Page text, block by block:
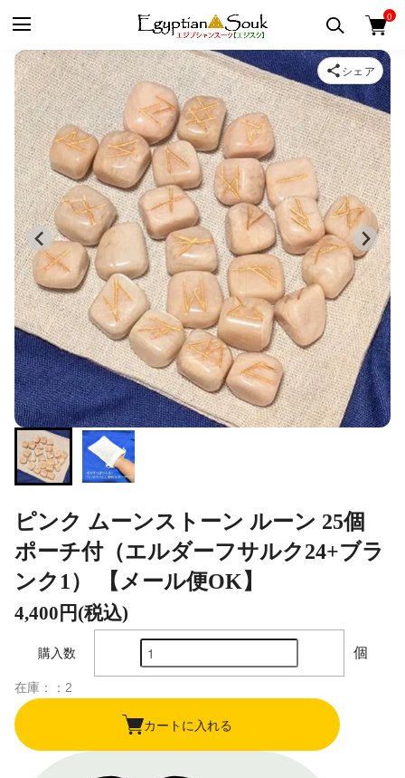
0
ピンク ムーンストーン ルーン 25個
ポーチ付（エルダーフサルク24+ブラ
ンク1） 【メール便OK】
4,400円(税込)
購入数 個
在庫：：2
カートに入れる
シェア